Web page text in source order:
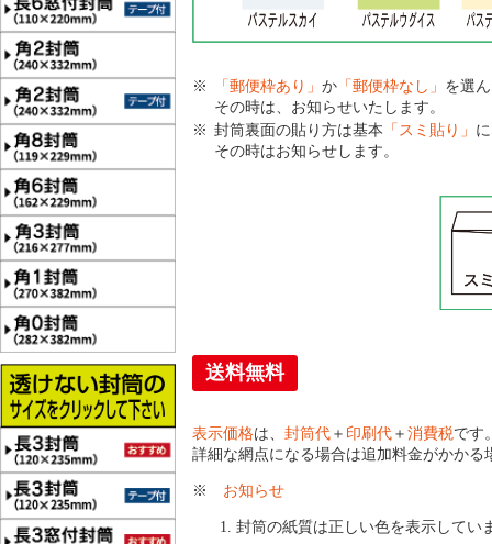
「郵便枠あり」 か 「郵便枠なし」 を選
その時は、お知らせいたします。
封筒裏面の貼り方は基本 「スミ貼り」
その時はお知らせします。
送料無料
表示価格は、 封筒代 ＋ 印刷代 ＋ 消費税です
詳細な網点になる場合は追加料金がかかる
※ お知らせ
封筒の紙質は正しい色を表示してい